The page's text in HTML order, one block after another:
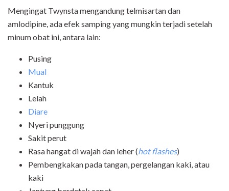
Mengingat Twynsta mengandung telmisartan dan
amlodipine, ada efek samping yang mungkin terjadi setelah
minum obat ini, antara lain:
Pusing
Mual
Kantuk
Lelah
Diare
Nyeri punggung
Sakit perut
Rasa hangat di wajah dan leher (hot flashes)
Pembengkakan pada tangan, pergelangan kaki, atau
kaki